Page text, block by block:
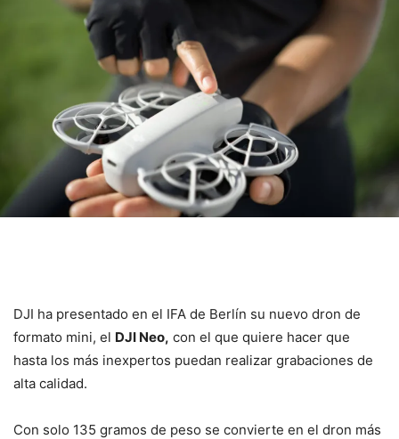
DJI ha presentado en el IFA de Berlín su nuevo dron de
formato mini, el DJI Neo, con el que quiere hacer que
hasta los más inexpertos puedan realizar grabaciones de
alta calidad.
Con solo 135 gramos de peso se convierte en el dron más